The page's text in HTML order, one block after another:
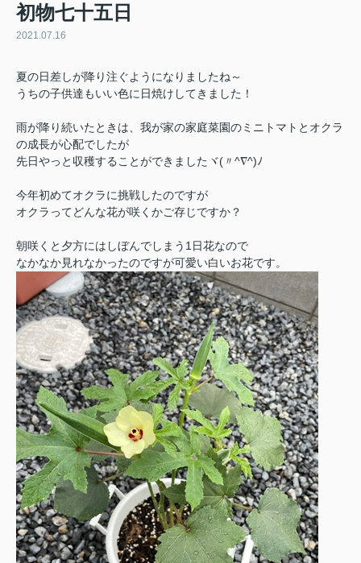
初物七十五日
2021.07.16
夏の日差しが降り注ぐようになりましたね～
うちの子供達もいい色に日焼けしてきました！
雨が降り続いたときは、我が家の家庭菜園のミニトマトとオクラ
の成長が心配でしたが
先日やっと収穫することができましたヾ(〃^∇^)ﾉ
今年初めてオクラに挑戦したのですが
オクラってどんな花が咲くかご存じですか？
朝咲くと夕方にはしぼんでしまう1日花なので
なかなか見れなかったのですが可愛い白いお花です。